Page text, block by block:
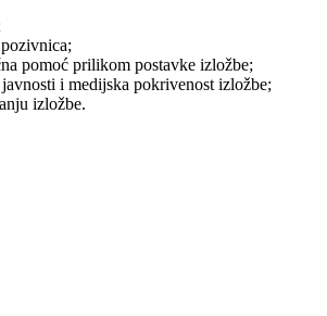
pomoć prilikom postavke izložbe;
i medijska pokrivenost izložbe;
izložbe.